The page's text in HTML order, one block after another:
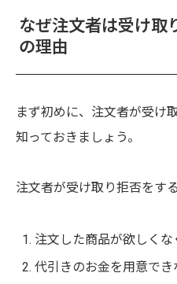
なぜ注文者は受け取
の理由
まず初めに、注文者が受け
知っておきましょう。
注文者が受け取り拒否をす
注文した商品が欲しくな
代引きのお金を用意でき